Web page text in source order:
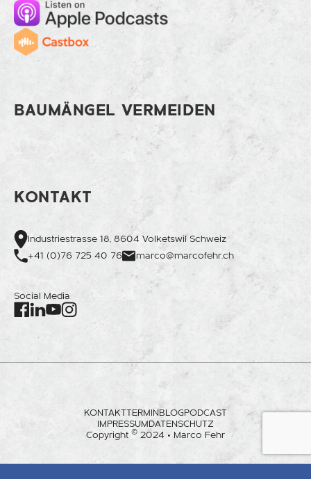
Apple Music
Cast
BAUMÄNGEL VERMEIDEN
KONTAKT
Industriestrasse 18, 8604 Volketswil Schweiz
+41 (0)76 725 40 76
marco@marcofehr.ch
Social Media
Facebook
LinkedIn
Youtube
Instagram
KONTAKTTERMINBLOGPODCAST
IMPRESSUMDATENSCHUTZ
Copyright © 2024 • Marco Fehr